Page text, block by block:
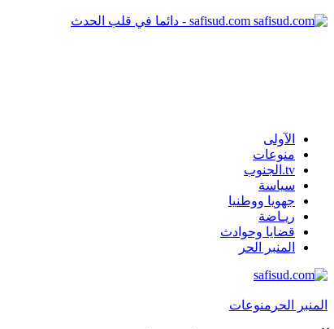
safisud.com - دائما في قلب الحدث
الآولى
منوعات
tv.الجنوب
سياسة
جهويا ووطنيا
ريـاضة
قضايا وحوادث
المنبر الحر
المنبر الحر منوعات